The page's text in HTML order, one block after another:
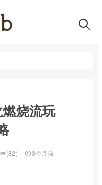
烧流玩
(82) 3个月前